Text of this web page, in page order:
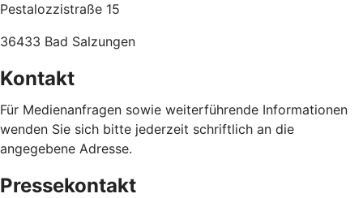
Pestalozzistraße 15
36433 Bad Salzungen
Kontakt
Für Medienanfragen sowie weiterführende Informationen
wenden Sie sich bitte jederzeit schriftlich an die
angegebene Adresse.
Pressekontakt